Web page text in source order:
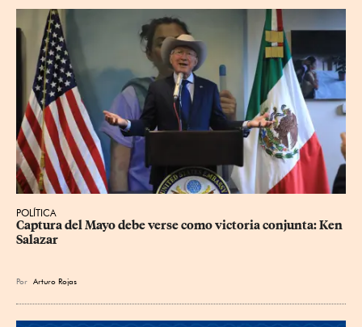
POLÍTICA
Captura del Mayo debe verse como victoria conjunta: Ken
Salazar
Por Arturo Rojas